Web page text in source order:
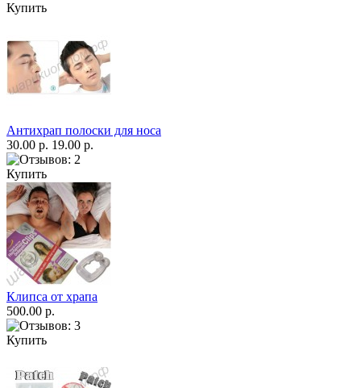
Купить
Антихрап полоски для носа
30.00 р. 19.00 р.
Купить
Клипса от храпа
500.00 р.
Купить